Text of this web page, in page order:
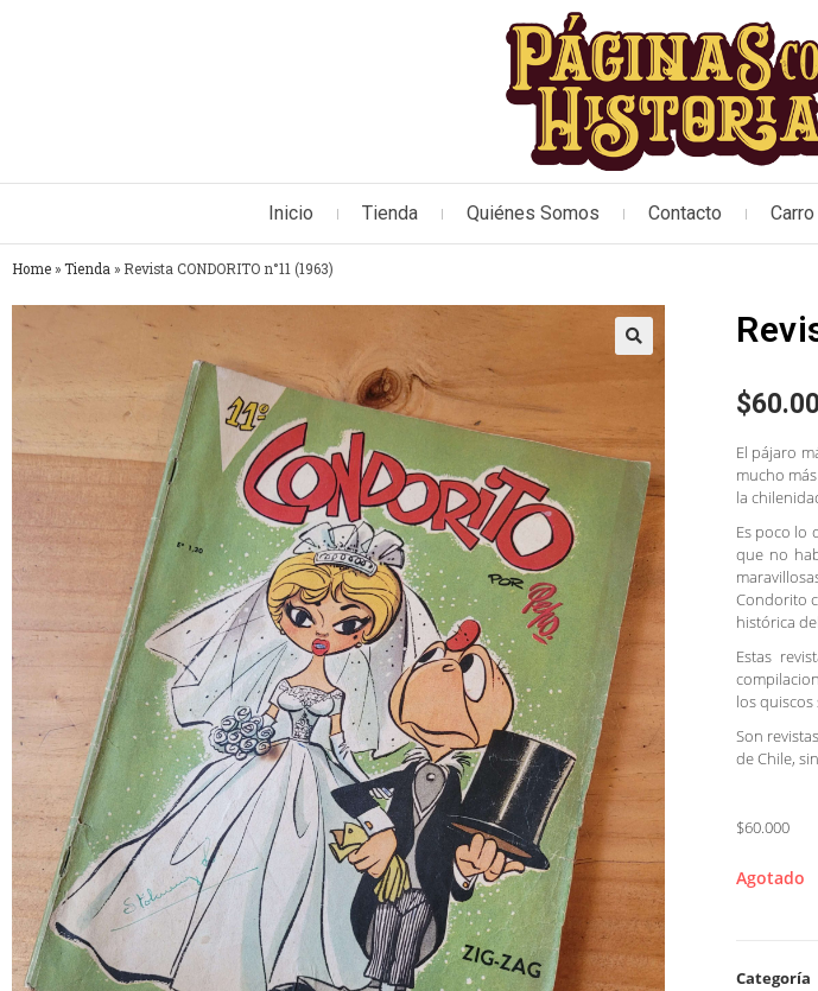
Inicio Tienda Quiénes Somos Contacto
Home » Tienda » Revista CONDORITO n°11 (1963)
$
El pájaro
mucho
la
Es poco lo
que no
Condorito
histórica
Estas
los quiscos
Son
de Chile,
$60.000
Agotado
Categoría